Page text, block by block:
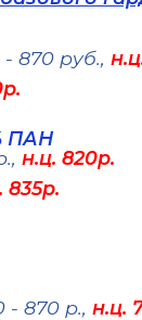
870 руб.,
ПАН
н.ц. 820р.
835р.
- 870 р., н.ц.